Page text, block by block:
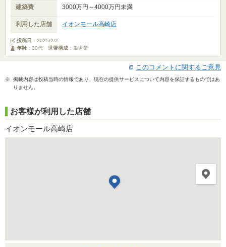
建築費 3000万円～4000万円未満
利用した店舗 イオンモール高崎店
投稿日 ： 2025/2/2
年齢 ：30代 世帯構成 ：単世帯
このコメントに関するご意見
※ 掲載内容は投稿当時の情報であり、現在の提供サービスについて内容を保証するものではあ
りません。
お客様が利用した店舗
イオンモール高崎店